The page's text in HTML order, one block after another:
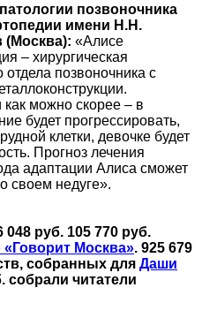
позвоночника
имени Н.Н.
(Москва): «Алисе
– хирургическая
отдела позвоночника с
можно скорее – в
будет прогрессировать,
клетки, девочке будет
Прогноз лечения
адаптации Алиса сможет
своем недуге».
руб. 105 770 руб.
«Говорит Москва». 925 679
собранных для Даши
собрали читатели